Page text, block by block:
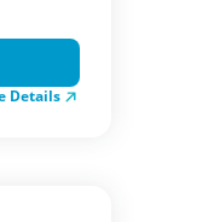
Details